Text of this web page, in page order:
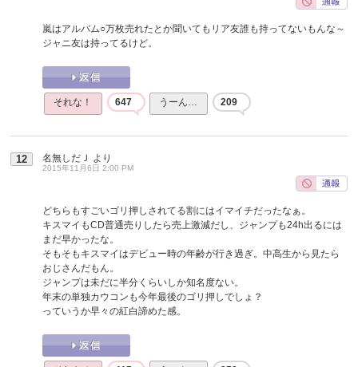
嵐はアルバム○万枚売れたとか聞いてもリア友誰も持ってないもんな～
ジャニ友は持ってるけど。
それな！ 647 うーん… 209
12 名無しだＪ より
2015年11月6日 2:00 PM
どちらもすごいゴリ押しされてる割にはイマイチだったなぁ。
キスマイもCD普通売りしたら売上激減だし、ジャンプも24h出るには
まだ早かったな。
そもそもキスマイはデビュー時の年齢が行き過ぎ。中高生から見たら
おじさんだもん。
ジャンプは未だに半分くらいしか知名度ない。
年末の単独カウコンも今年最後のゴリ押しでしょ？
っていうか早々の紅白諦めた感。